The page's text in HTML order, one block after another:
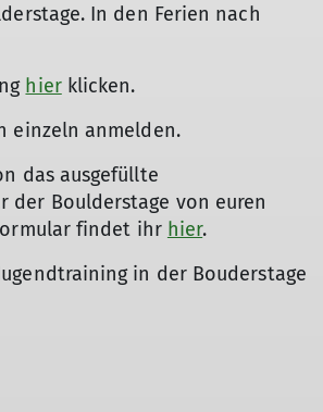
In den Ferien nach
hierklicken.
einzeln anmelden.
das ausgefüllte
der Boulderstage von euren
findet ihr hier.
in der Bouderstage